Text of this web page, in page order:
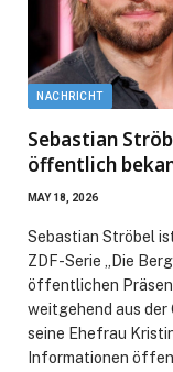
NACHRICHT
Sebastian
öffentlich
MAY 18, 2026
Sebastian Ströbel
ZDF-Serie „Die
öffentlichen
weitgehend aus
seine Ehefrau
Informationen